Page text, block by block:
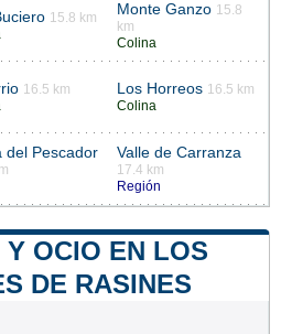
15.8 km
Monte Ganzo 15.8
km
Colina
16.5 km
Los Horreos 16.5 km
Colina
del Pescador Valle de Carranza
17.4 km
Región
OCIO EN LOS
DE RASINES